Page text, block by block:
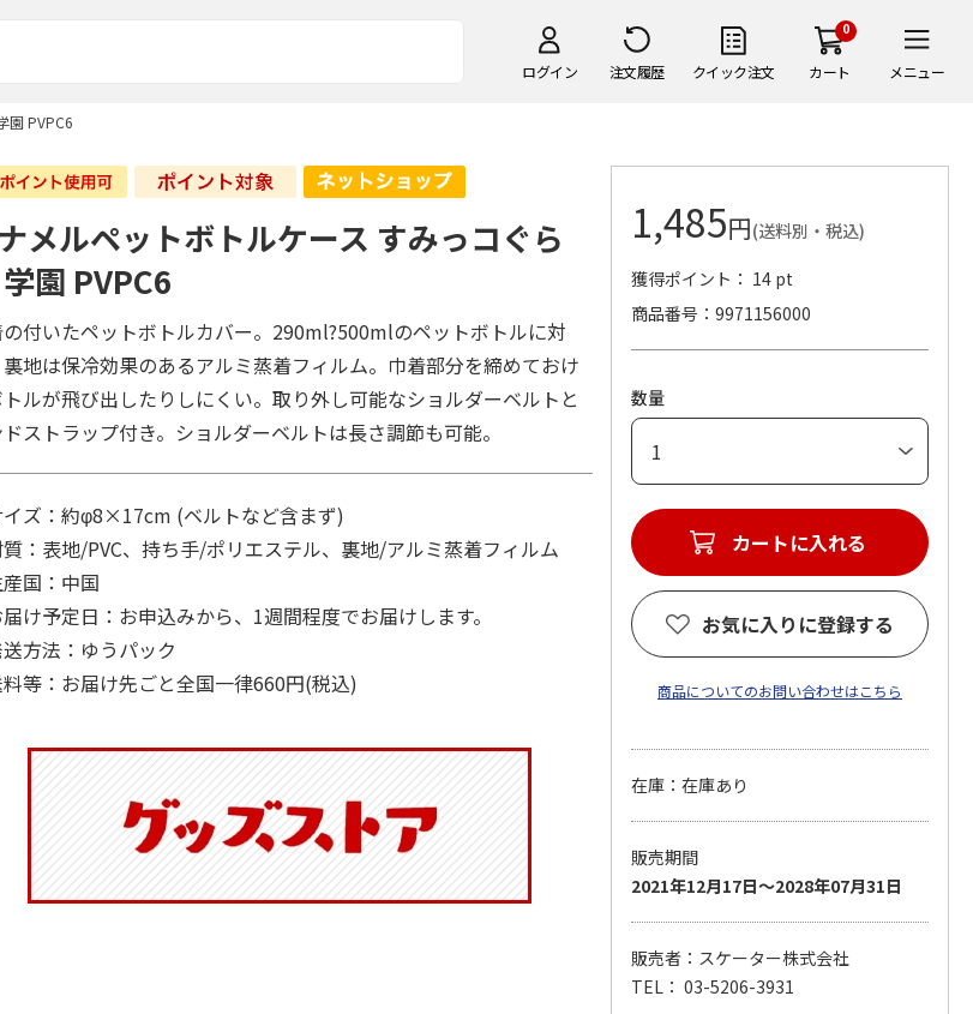
ログイン 注文履歴 クイック注文
0
カート メニュー
園 PVPC6
メルペットボトルケース すみっコぐら
園 PVPC6
の付いたペットボトルカバー。290ml?500mlのペットボトルに対
地は保冷効果のあるアルミ蒸着フィルム。巾着部分を締めておけ
ルが飛び出したりしにくい。取り外し可能なショルダーベルトと
ストラップ付き。ショルダーベルトは長さ調節も可能。
ズ：約φ8×17cm (ベルトなど含まず)
：表地/PVC、持ち手/ポリエステル、裏地/アルミ蒸着フィルム
国：中国
け予定日：お申込みから、1週間程度でお届けします。
方法：ゆうパック
等：お届け先ごと全国一律660円(税込)
1,485円(送料別・税込)
獲得ポイント： 14 pt
商品番号
9971156000
数量
カートに入れる
お気に入りに登録する
商品についてのお問い合わせはこちら
在庫：在庫あり
販売期間
2021年12月17日～2028年07月31日
販売者：スケーター株式会社
TEL： 03-5206-3931